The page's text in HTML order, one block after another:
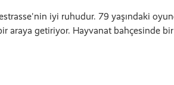
iyi ruhudur. 79 yaşındaki
araya getiriyor. Hayvanat bahçesinde